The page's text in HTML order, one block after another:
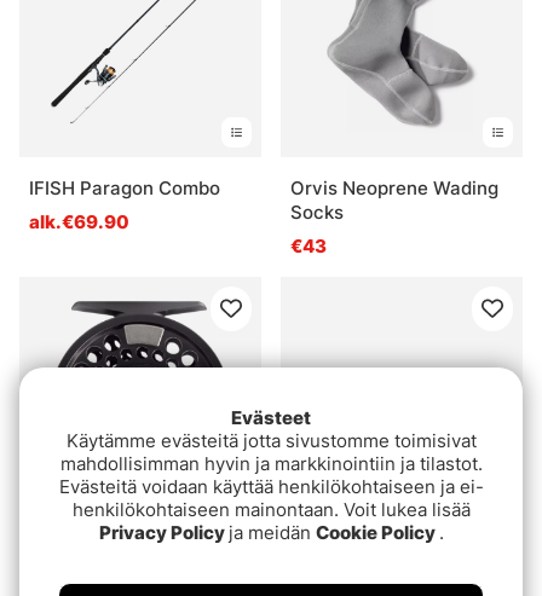
IFISH Paragon Combo
alk.€69.90
Orvis Neoprene Wading
Socks
€43
Orvis Battenkill Disc
alk.€265
€109
Evästeet
Käytämme evästeitä jotta sivustomme toimisivat
mahdollisimman hyvin ja markkinointiin ja tilastot.
Evästeitä voidaan käyttää henkilökohtaiseen ja ei-
henkilökohtaiseen mainontaan. Voit lukea lisää
Privacy Policy ja meidän Cookie Policy .